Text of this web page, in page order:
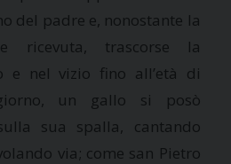
del padre e, nonostante la
ricevuta, trascorse la
e nel vizio fino all’età di
un gallo si posò
sua spalla, cantando
via; come san Pietro